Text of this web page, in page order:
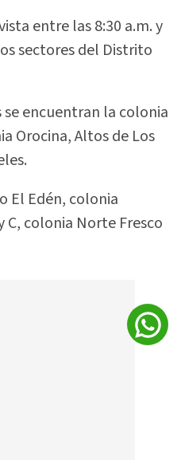
entre las 8:30 a.m. y
sectores del Distrito
encuentran la colonia
Orocina, Altos de Los
El Edén, colonia
C, colonia Norte Fresco